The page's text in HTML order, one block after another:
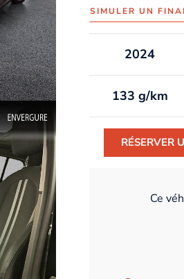
SIMULER UN
2024
133 g/km
RÉSERVER
Ce